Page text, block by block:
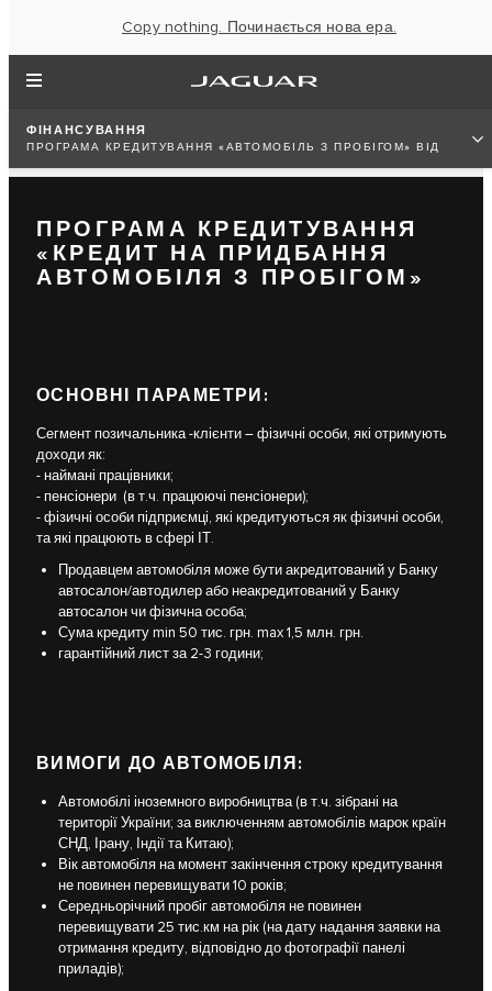
Copy nothing. Починається нова ера.
ФІНАНСУВАННЯ
ПРОГРАМА КРЕДИТУВАННЯ «АВТОМОБІЛЬ З ПРОБІГОМ» ВІД
ПРОГРАМА КРЕДИТУВАННЯ
«КРЕДИТ НА ПРИДБАННЯ
АВТОМОБІЛЯ З ПРОБІГОМ»
ОСНОВНІ ПАРАМЕТРИ:
Сегмент позичальника -клієнти – фізичні особи, які отримують
доходи як:
- наймані працівники;
- пенсіонери (в т.ч. працюючі пенсіонери);
- фізичні особи підприємці, які кредитуються як фізичні особи,
та які працюють в сфері ІТ.
Продавцем автомобіля може бути акредитований у Банку
автосалон/автодилер або неакредитований у Банку
автосалон чи фізична особа;
Сума кредиту min 50 тис. грн. max 1,5 млн. грн.
гарантійний лист за 2-3 години;
ВИМОГИ ДО АВТОМОБІЛЯ:
Автомобілі іноземного виробництва (в т.ч. зібрані на
території України; за виключенням автомобілів марок країн
СНД, Ірану, Індії та Китаю);
Вік автомобіля на момент закінчення строку кредитування
не повинен перевищувати 10 років;
Середньорічний пробіг автомобіля не повинен
перевищувати 25 тис.км на рік (на дату надання заявки на
отримання кредиту, відповідно до фотографії панелі
приладів);